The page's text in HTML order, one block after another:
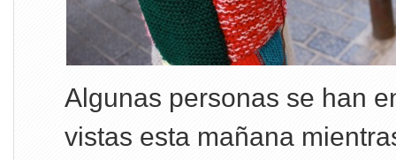
Algunas personas se han
vistas esta mañana